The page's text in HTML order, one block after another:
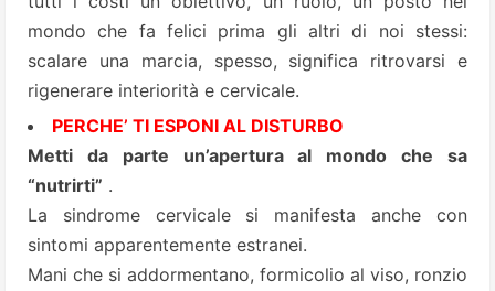
mondo che fa felici prima gli altri di noi stessi:
scalare una marcia, spesso, significa ritrovarsi e
rigenerare interiorità e cervicale.
PERCHE’ TI ESPONI AL DISTURBO
Metti da parte un’apertura al mondo che sa
“nutrirti” .
La sindrome cervicale si manifesta anche con
sintomi apparentemente estranei.
Mani che si addormentano, formicolio al viso, ronzio